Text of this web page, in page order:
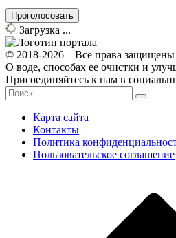
Загрузка ...
© 2018-2026 – Все права защищены
О воде, способах ее очистки и
Присоединяйтесь к нам в
Карта сайта
Контакты
Политика
Пользовательское соглашение